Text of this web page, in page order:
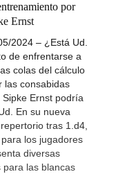
por
Ernst
2024 – ¿Está Ud.
de enfrentarse a
colas del cálculo
las consabidas
Ernst podría
En su nueva
tras 1.d4,
los jugadores
diversas
las blancas